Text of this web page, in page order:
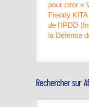
pour cirer «
Freddy
de l'IPDD
la Défense